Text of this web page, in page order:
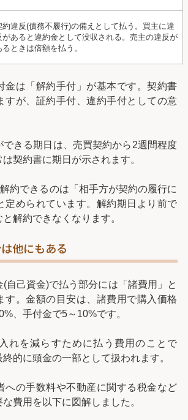
約違反(債務不履行)の備えとして払う。買主に違
があると違約金として没収される。売主の違反が
るときは倍額を払う。
金は「解約手付」が基本です。契約書
すが、証約手付、違約手付としての意
できる期日は、売買契約から2週間程度
契約書に期日が示されます。
約できるのは「相手方が契約の履行に
定められています。解約期日より前で
解約できなくなります。
他にもある
自己資金)で払う部分には「諸費用」と
す。金額の目安は、諸費用で購入価格
、手付金で5～10%です。
れを減らすために払う費用のことで
的に頭金の一部として扱われます。
への手数料や不動産に関する税金など
費用を以下に図解しました。